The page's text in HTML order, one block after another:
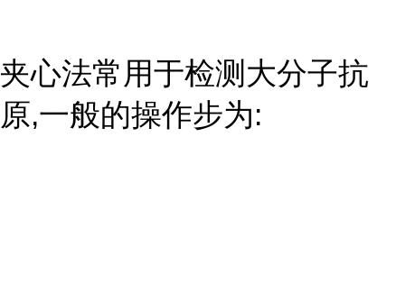
夹心法常用于检测大分子抗
原,一般的操作步为: